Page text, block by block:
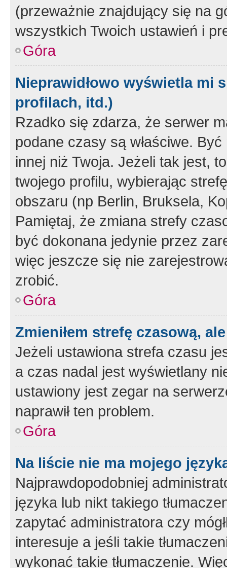
(przeważnie znajdujący się na
wszystkich Twoich ustawień i
Góra
Nieprawidłowo wyświetla mi
profilach, itd.)
Rzadko się zdarza, że serwer
podane czasy są właściwe.
innej niż Twoja. Jeżeli tak jest,
twojego profilu, wybierając
obszaru (np Berlin, Bruksela,
Pamiętaj, że zmiana strefy
być dokonana jedynie przez
więc jeszcze się nie
zrobić.
Góra
Zmieniłem strefę czasową,
Jeżeli ustawiona strefa czasu
a czas nadal jest wyświetlany
ustawiony jest zegar na
naprawił ten problem.
Góra
Na liście nie ma mojego
Najprawdopodobniej
języka lub nikt takiego
zapytać administratora czy
interesuje a jeśli takie
wykonać takie tłumaczenie.